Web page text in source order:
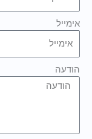
אימייל
הודעה